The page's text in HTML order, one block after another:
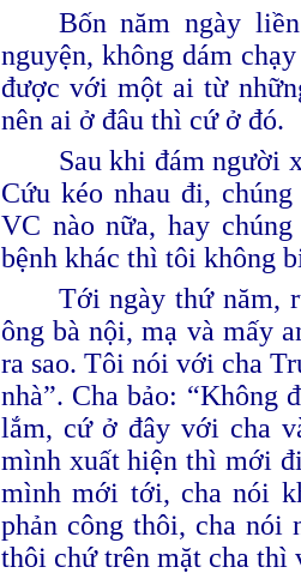
Bốn năm ngày
nguyện, không dám
được với một ai từ
nên ai ở đâu thì cứ ở đó.
Sau khi đám người
Cứu kéo nhau đi,
VC nào nữa, hay
bệnh khác thì tôi không
Tới ngày thứ năm,
ông bà nội, mạ và mấy
ra sao. Tôi nói với cha
nhà”. Cha bảo: “Không
lắm, cứ ở đây với cha
mình xuất hiện thì mới
mình mới tới, cha nói
phản công thôi, cha nói
thôi chứ trên mặt cha thì